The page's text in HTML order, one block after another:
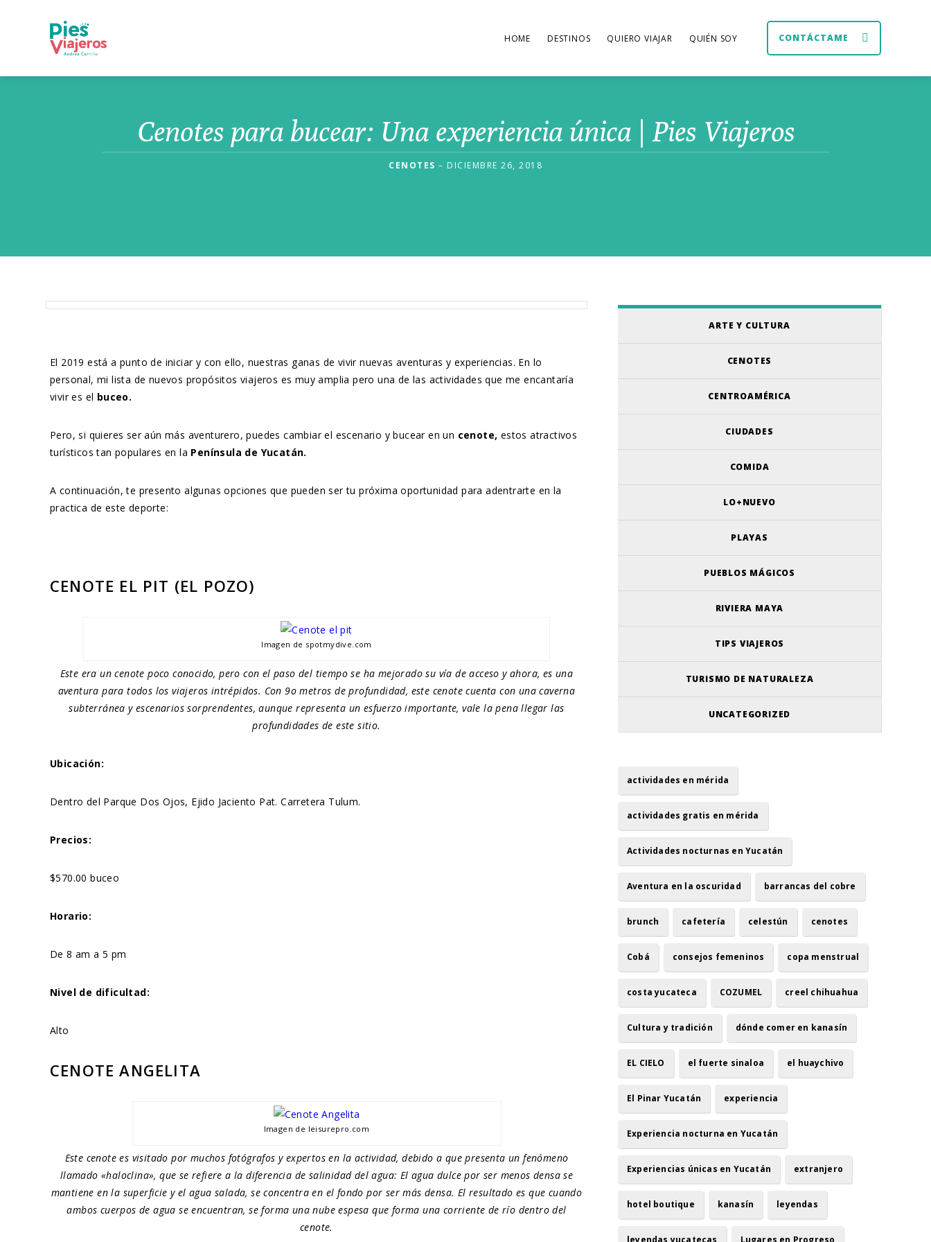
CONTÁCTAME
HOME DESTINOS QUIERO VIAJAR QUIÉN SOY
Cenotes para bucear: Una experiencia única | Pies Viajeros
CENOTES – DICIEMBRE 26, 2018
El 2019 está a punto de iniciar y con ello, nuestras ganas de vivir nuevas aventuras y experiencias. En lo
personal, mi lista de nuevos propósitos viajeros es muy amplia pero una de las actividades que me encantaría
vivir es el buceo.
Pero, si quieres ser aún más aventurero, puedes cambiar el escenario y bucear en un cenote, estos atractivos
turísticos tan populares en la Península de Yucatán.
A continuación, te presento algunas opciones que pueden ser tu próxima oportunidad para adentrarte en la
practica de este deporte:
CENOTE EL PIT (EL POZO)
Imagen de spotmydive.com
Este era un cenote poco conocido, pero con el paso del tiempo se ha mejorado su vía de acceso y ahora, es una
aventura para todos los viajeros intrépidos. Con 9o metros de profundidad, este cenote cuenta con una caverna
subterránea y escenarios sorprendentes, aunque representa un esfuerzo importante, vale la pena llegar las
profundidades de este sitio.
Ubicación:
Dentro del Parque Dos Ojos, Ejido Jaciento Pat. Carretera Tulum.
Precios:
$570.00 buceo
Horario:
De 8 am a 5 pm
Nivel de dificultad:
Alto
CENOTE ANGELITA
Imagen de leisurepro.com
Este cenote es visitado por muchos fotógrafos y expertos en la actividad, debido a que presenta un fenómeno
llamado «haloclina», que se refiere a la diferencia de salinidad del agua: El agua dulce por ser menos densa se
mantiene en la superficie y el agua salada, se concentra en el fondo por ser más densa. El resultado es que cuando
ambos cuerpos de agua se encuentran, se forma una nube espesa que forma una corriente de río dentro del
cenote.
ARTE Y CULTURA
CENOTES
CENTROAMÉRICA
CIUDADES
COMIDA
LO+NUEVO
PLAYAS
PUEBLOS MÁGICOS
RIVIERA MAYA
TIPS VIAJEROS
TURISMO DE NATURALEZA
UNCATEGORIZED
actividades en mérida
actividades gratis en mérida
Actividades nocturnas en Yucatán
Aventura en la oscuridad barrancas del cobre
brunch cafetería celestún cenotes
Cobá consejos femeninos copa menstrual
costa yucateca COZUMEL creel chihuahua
Cultura y tradición dónde comer en kanasín
EL CIELO el fuerte sinaloa el huaychivo
El Pinar Yucatán experiencia
Experiencia nocturna en Yucatán
Experiencias únicas en Yucatán extranjero
hotel boutique kanasín leyendas
leyendas yucatecas Lugares en Progreso